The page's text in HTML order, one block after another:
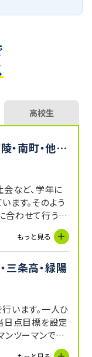
高校生
・南町・他…
など、学年に
ます。そのよう
合わせて行うこ
もっと見る
三条高・緑陽
います。一人ひ
日点目標を設定
ンツーマンで指